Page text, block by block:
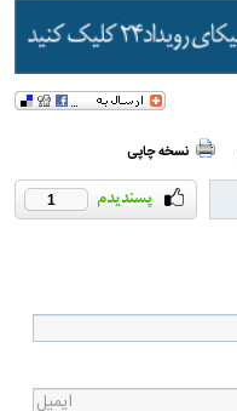
نسخه چاپی
1